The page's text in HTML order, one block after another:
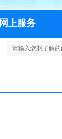
网上服务